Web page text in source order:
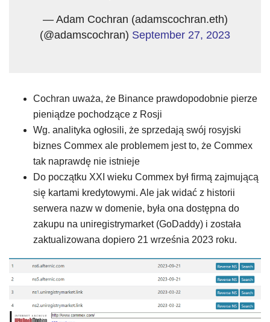
— Adam Cochran (adamscochran.eth)
(@adamscochran) September 27, 2023
Cochran uważa, że Binance prawdopodobnie pierze
pieniądze pochodzące z Rosji
Wg. analityka ogłosili, że sprzedają swój rosyjski
biznes Commex ale problemem jest to, że Commex
tak naprawdę nie istnieje
Do początku XXI wieku Commex był firmą zajmującą
się kartami kredytowymi. Ale jak widać z historii
serwera nazw w domenie, była ona dostępna do
zakupu na uniregistrymarket (GoDaddy) i została
zaktualizowana dopiero 21 września 2023 roku.